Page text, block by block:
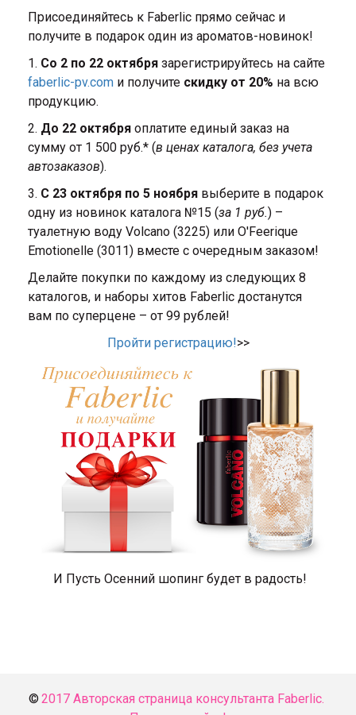
Присоединяйтесь к Faberlic прямо сейчас и
получите в подарок один из ароматов-новинок!
1. Со 2 по 22 октября зарегистрируйтесь на сайте
faberlic-pv.com и получите скидку от 20% на всю
продукцию.
2. До 22 октября оплатите единый заказ на
сумму от 1 500 руб.* (в ценах каталога, без учета
автозаказов).
3. С 23 октября по 5 ноября выберите в подарок
одну из новинок каталога №15 (за 1 руб.) –
туалетную воду Volcano (3225) или O'Feerique
Emotionelle (3011) вместе с очередным заказом!
Делайте покупки по каждому из следующих 8
каталогов, и наборы хитов Faberlic достанутся
вам по суперцене – от 99 рублей!
Пройти регистрацию!>>
И Пусть Осенний шопинг будет в радость!
©